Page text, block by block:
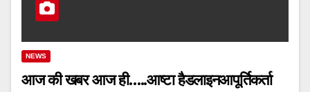
NEWS
आज की खबर आज ही…..आष्टा हैडलाइनआपूर्तिकर्ता